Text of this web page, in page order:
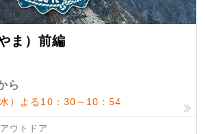
ま）前編
ら
）よる10：30～10：54
ウトドア